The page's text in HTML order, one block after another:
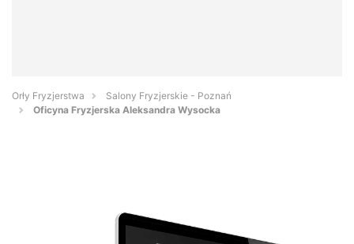
Orły Fryzjerstwa
Salony Fryzjerskie - Poznań
Oficyna Fryzjerska Aleksandra Wysocka